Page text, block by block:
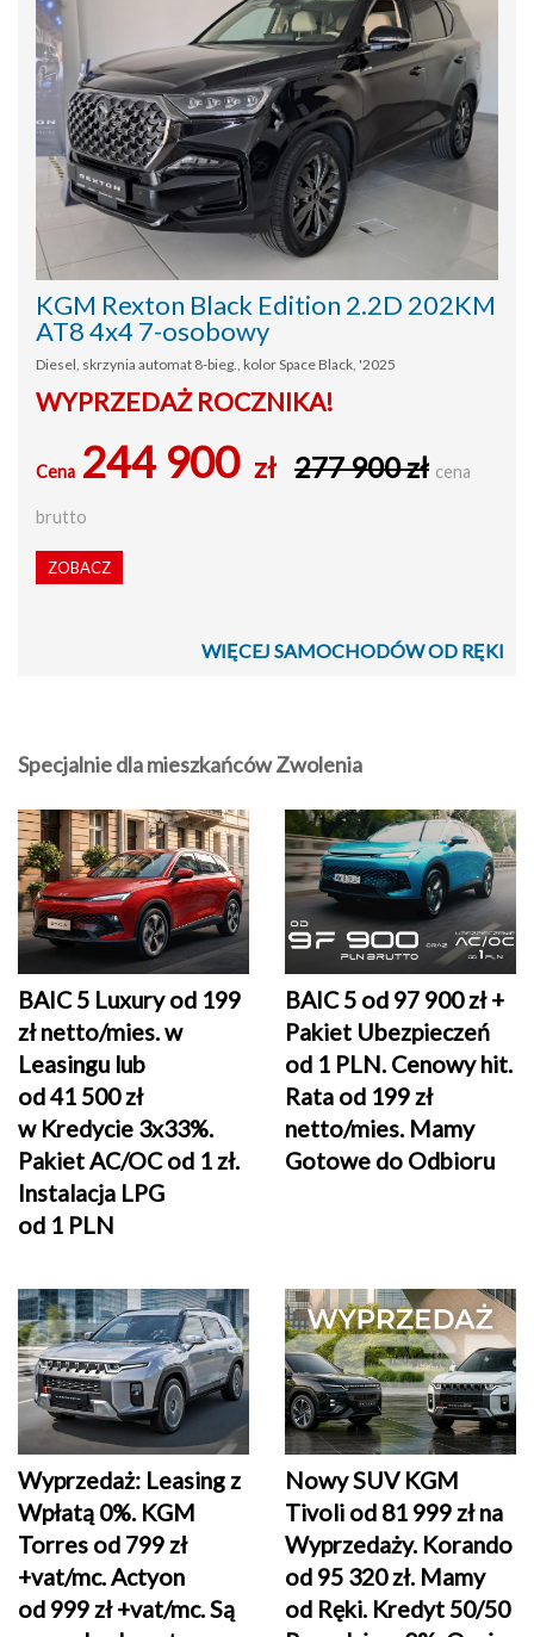
KGM Rexton Black Edition 2.2D 202KM
AT8 4x4 7-osobowy
Diesel, skrzynia automat 8-bieg., kolor Space Black, '2025
WYPRZEDAŻ ROCZNIKA!
Cena 244 900 zł 277 900 zł cena
brutto
ZOBACZ
WIĘCEJ SAMOCHODÓW OD RĘKI
Specjalnie dla mieszkańców Zwolenia
BAIC 5 Luxury od 199
zł netto/mies. w
Leasingu lub
od 41 500 zł
w Kredycie 3x33%.
Pakiet AC/OC od 1 zł.
Instalacja LPG
od 1 PLN
BAIC 5 od 97 900 zł +
Pakiet Ubezpieczeń
od 1 PLN. Cenowy hit.
Rata od 199 zł
netto/mies. Mamy
Gotowe do Odbioru
Wyprzedaż: Leasing z
Wpłatą 0%. KGM
Torres od 799 zł
+vat/mc. Actyon
od 999 zł +vat/mc. Są
Nowy SUV KGM
Tivoli od 81 999 zł na
Wyprzedaży. Korando
od 95 320 zł. Mamy
od Ręki. Kredyt 50/50